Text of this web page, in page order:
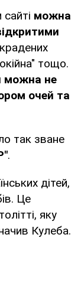
можна
тощо.
можна не
очей та
так зване
.
дітей,
Це
яку
Кулеба.